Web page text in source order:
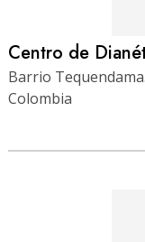
Centro de
Barrio
Colombia